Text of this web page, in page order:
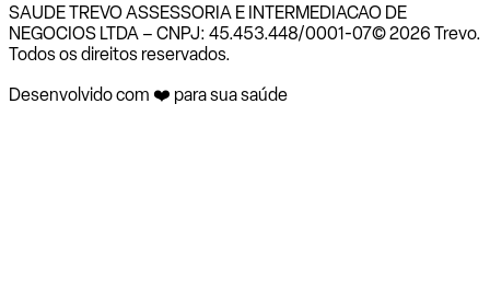
SAUDE TREVO ASSESSORIA E INTERMEDIACAO DE
NEGOCIOS LTDA – CNPJ: 45.453.448/0001-07© 2026 Trevo.
Todos os direitos reservados.
Desenvolvido com ❤️ para sua saúde